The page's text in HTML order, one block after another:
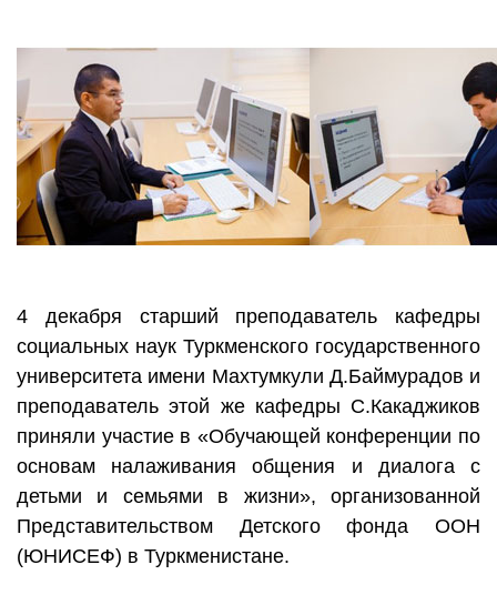
4 декабря старший преподаватель кафедры
социальных наук Туркменского государственного
университета имени Махтумкули Д.Баймурадов и
преподаватель этой же кафедры С.Какаджиков
приняли участие в «Обучающей конференции по
основам налаживания общения и диалога с
детьми и семьями в жизни», организованной
Представительством Детского фонда ООН
(ЮНИСЕФ) в Туркменистане.